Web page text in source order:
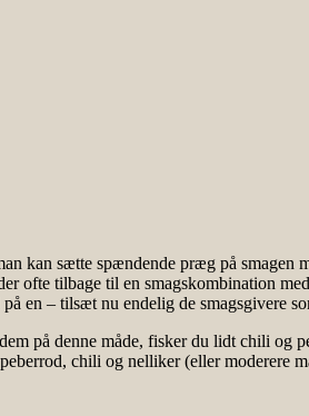
kan sætte spændende præg på
ofte tilbage til en smagskombination
en – tilsæt nu endelig de smagsgivere
på denne måde, fisker du lidt chili og
chili og nelliker (eller moderere